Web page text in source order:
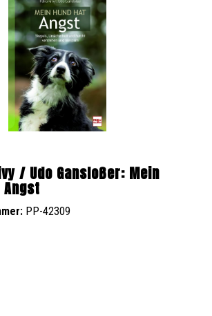
/ Udo Gansloßer: Mein
Angst
PP-42309